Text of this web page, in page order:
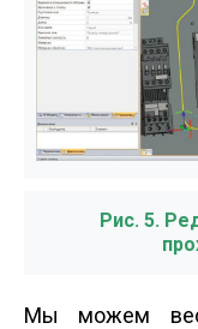
Рис. 5.
Мы можем